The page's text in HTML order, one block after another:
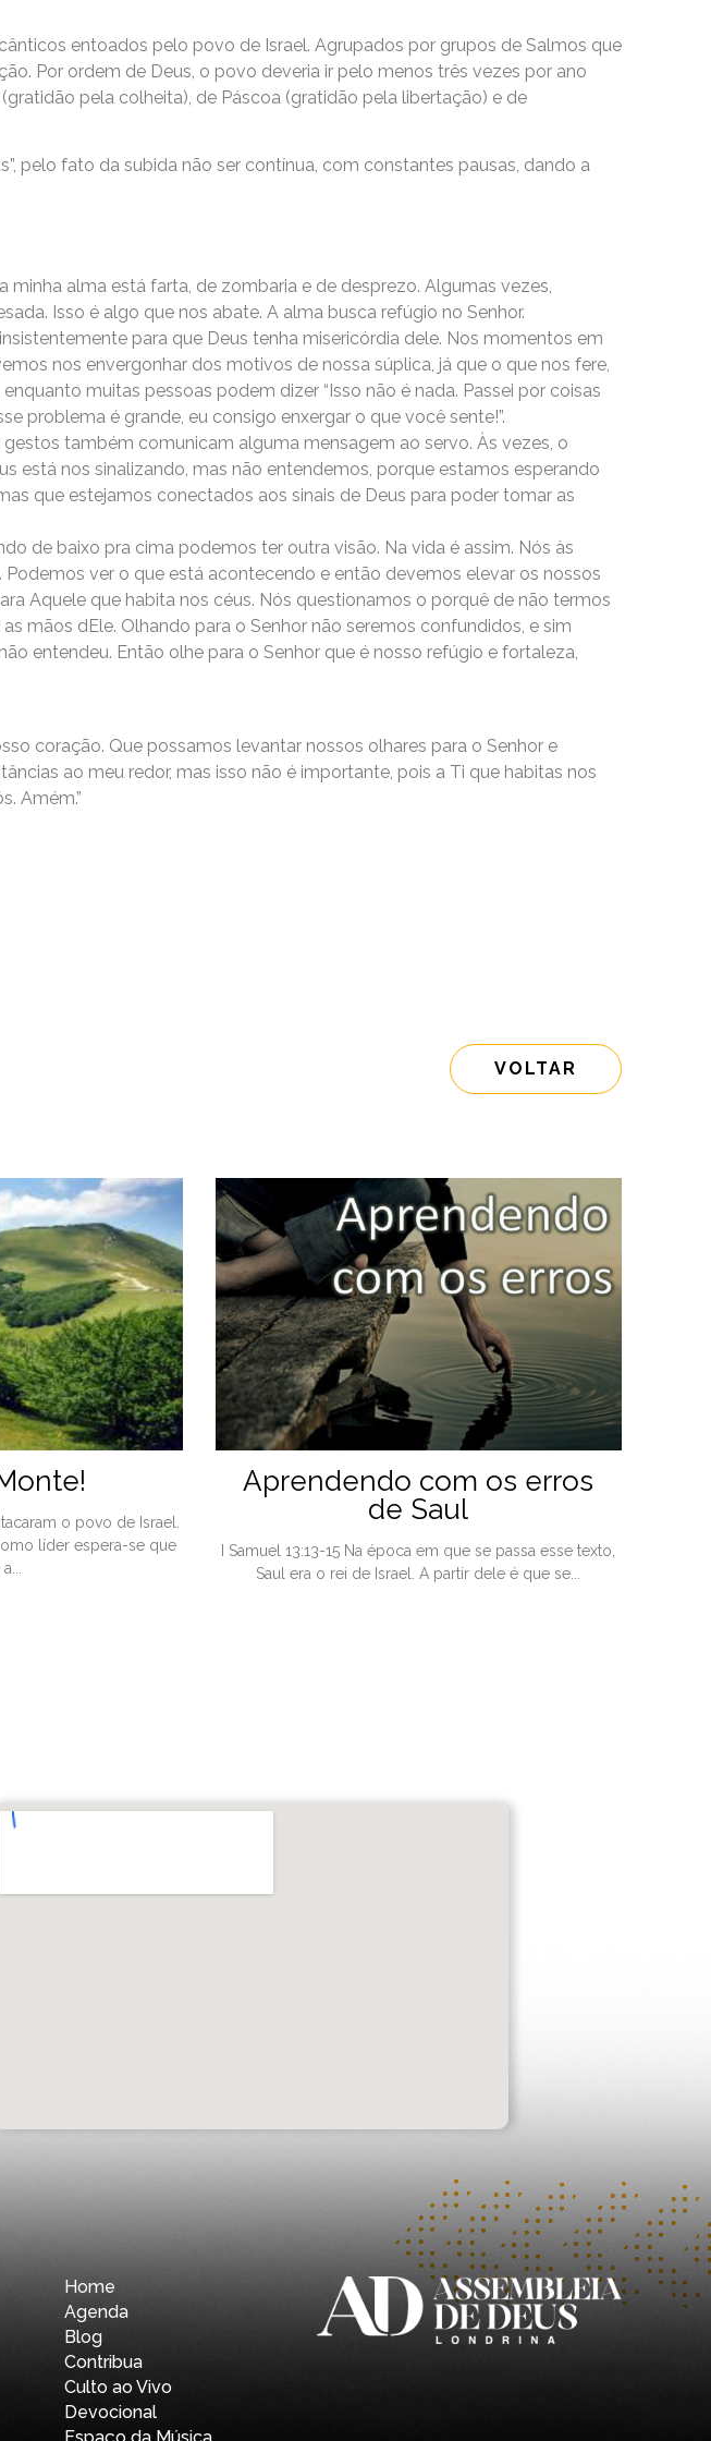
entoados pelo povo de Israel. Agrupados por grupos de Salmos que
Por ordem de Deus, o povo deveria ir pelo menos três vezes por ano
pela colheita), de Páscoa (gratidão pela libertação) e de
pelo fato da subida não ser contínua, com constantes pausas, dando a
alma está farta, de zombaria e de desprezo. Algumas vezes,
Isso é algo que nos abate. A alma busca refúgio no Senhor.
para que Deus tenha misericórdia dele. Nos momentos em
nos envergonhar dos motivos de nossa súplica, já que o que nos fere,
muitas pessoas podem dizer “Isso não é nada. Passei por coisas
problema é grande, eu consigo enxergar o que você sente!”.
também comunicam alguma mensagem ao servo. Às vezes, o
está nos sinalizando, mas não entendemos, porque estamos esperando
que estejamos conectados aos sinais de Deus para poder tomar as
de baixo pra cima podemos ter outra visão. Na vida é assim. Nós às
ver o que está acontecendo e então devemos elevar os nossos
Aquele que habita nos céus. Nós questionamos o porquê de não termos
mãos dEle. Olhando para o Senhor não seremos confundidos, e sim
entendeu. Então olhe para o Senhor que é nosso refúgio e fortaleza,
coração. Que possamos levantar nossos olhares para o Senhor e
ao meu redor, mas isso não é importante, pois a Ti que habitas nos
Amém.”
VOLTAR
o povo de Israel.
líder espera-se que
Aprendendo com os erros
de Saul
I Samuel 13:13-15 Na época em que se passa esse texto,
Saul era o rei de Israel. A partir dele é que se...
Home
Agenda
Blog
Contribua
Culto ao Vivo
Devocional